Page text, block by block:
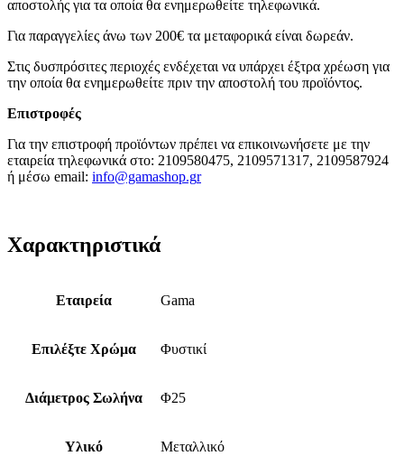
αποστολής για τα οποία θα ενημερωθείτε τηλεφωνικά.
Για παραγγελίες άνω των 200€ τα μεταφορικά είναι δωρεάν.
Στις δυσπρόσιτες περιοχές ενδέχεται να υπάρχει έξτρα χρέωση για
την οποία θα ενημερωθείτε πριν την αποστολή του προϊόντος.
Επιστροφές
Για την επιστροφή προϊόντων πρέπει να επικοινωνήσετε με την
εταιρεία τηλεφωνικά στο: 2109580475, 2109571317, 2109587924
ή μέσω email: info@gamashop.gr
Χαρακτηριστικά
Εταιρεία Gama
Επιλέξτε Χρώμα Φυστικί
Διάμετρος Σωλήνα Φ25
Υλικό Μεταλλικό